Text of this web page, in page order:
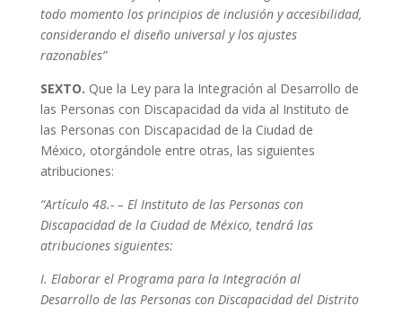
todo momento los principios de inclusión y accesibilidad,
considerando el diseño universal y los ajustes
razonables”
SEXTO. Que la Ley para la Integración al Desarrollo de
las Personas con Discapacidad da vida al Instituto de
las Personas con Discapacidad de la Ciudad de
México, otorgándole entre otras, las siguientes
atribuciones:
“Artículo 48.- – El Instituto de las Personas con
Discapacidad de la Ciudad de México, tendrá las
atribuciones siguientes:
I. Elaborar el Programa para la Integración al
Desarrollo de las Personas con Discapacidad del Distrito